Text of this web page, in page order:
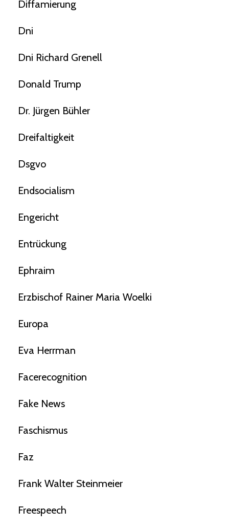
Diffamierung
Dni
Dni Richard Grenell
Donald Trump
Dr. Jürgen Bühler
Dreifaltigkeit
Dsgvo
Endsocialism
Engericht
Entrückung
Ephraim
Erzbischof Rainer Maria Woelki
Europa
Eva Herrman
Facerecognition
Fake News
Faschismus
Faz
Frank Walter Steinmeier
Freespeech